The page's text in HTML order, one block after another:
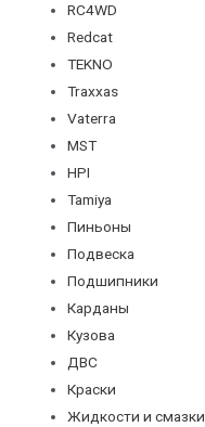
RC4WD
Redcat
TEKNO
Traxxas
Vaterra
MST
HPI
Tamiya
Пиньоны
Подвеска
Подшипники
Карданы
Кузова
ДВС
Краски
Жидкости и смазки